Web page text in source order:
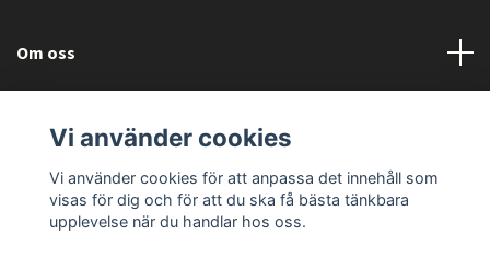
Om oss
Sociala medier
Vi använder cookies
Vi använder cookies för att anpassa det innehåll som
visas för dig och för att du ska få bästa tänkbara
upplevelse när du handlar hos oss.